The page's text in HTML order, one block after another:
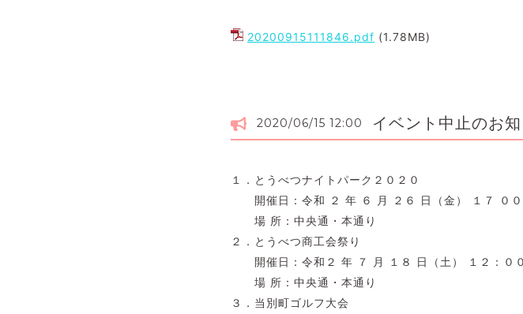
20200915111846.pdf (1.78MB)
2020/06/15 12:00 イベント中止のお
１．とうべつナイトパーク２０２０
開催日：令和 ２ 年 ６ 月 ２６ 日（金） １７ ００
場 所：中央通・本通り
２．とうべつ商工会祭り
開催日：令和２ 年 ７ 月 １８ 日（土） １２：０
場 所：中央通・本通り
３．当別町ゴルフ大会